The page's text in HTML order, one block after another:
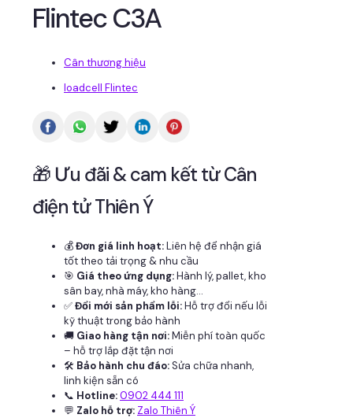
Flintec C3A
Cân thương hiệu
loadcell Flintec
🎁 Ưu đãi & cam kết từ Cân
điện tử Thiên Ý
💰Đơn giá linh hoạt:Liên hệ để nhận giá
tốt theo tải trọng & nhu cầu
🎯 Giá theo ứng dụng:Hành lý, pallet, kho
sân bay, nhà máy, kho hàng...
✅Đổi mới sản phẩm lỗi:Hỗ trợ đổi nếu lỗi
kỹ thuật trong bảo hành
🚚 Giao hàng tận nơi:Miễn phí toàn quốc
– hỗ trợ lắp đặt tận nơi
🛠 Bảo hành chu đáo:Sửa chữa nhanh,
linh kiện sẵn có
📞 Hotline:0902 444 111
💬 Zalo hỗ trợ: Zalo Thiên Ý